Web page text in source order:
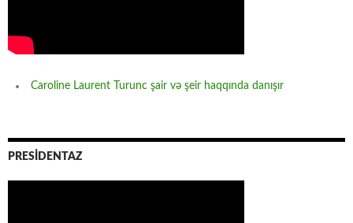
Caroline Laurent Turunc şair və şeir haqqında danışır
PRESİDENTAZ